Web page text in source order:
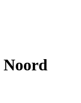
Noord